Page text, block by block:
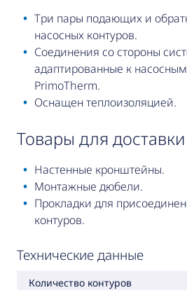
Три пары подающих и
насосных контуров.
Соединения со стороны
адаптированные к
PrimoTherm.
Оснащен теплоизоляцией.
товары для доставки
Настенные кронштейны.
Монтажные дюбели.
Прокладки для
контуров.
Технические данные
Количество контуров